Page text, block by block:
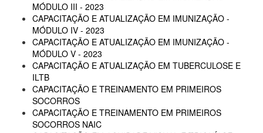
MÓDULO III - 2023
CAPACITAÇÃO E ATUALIZAÇÃO EM IMUNIZAÇÃO -
MÓDULO IV - 2023
CAPACITAÇÃO E ATUALIZAÇÃO EM IMUNIZAÇÃO -
MÓDULO V - 2023
CAPACITAÇÃO E ATUALIZAÇÃO EM TUBERCULOSE E
ILTB
CAPACITAÇÃO E TREINAMENTO EM PRIMEIROS
SOCORROS
CAPACITAÇÃO E TREINAMENTO EM PRIMEIROS
SOCORROS NAIC